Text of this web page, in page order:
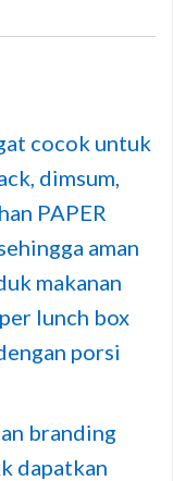
cocok untuk
dimsum,
PAPER
aman
makanan
lunch box
porsi
branding
dapatkan